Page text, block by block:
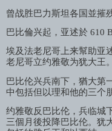
曾战胜巴力斯坦各国並摧
巴比倫兴起，亚述於 610
埃及法老尼哥上来幫助亚
老尼哥立约雅敬为犹大王。
巴比伦兴兵南下，猶大第
中包括但以理和他的三个
约雅敬反巴比伦，兵临城
三個月後投降巴比伦。犹